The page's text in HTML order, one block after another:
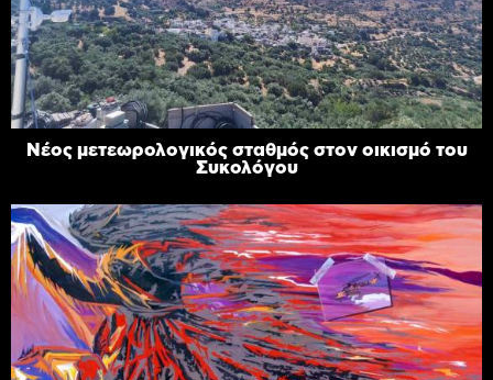
Νέος μετεωρολογικός σταθμός στον οικισμό του
Συκολόγου